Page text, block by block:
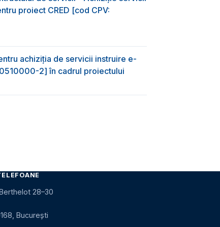
proiect CRED [cod CPV:
achiziţia de servicii instruire e-
2] în cadrul proiectului
28–30
București